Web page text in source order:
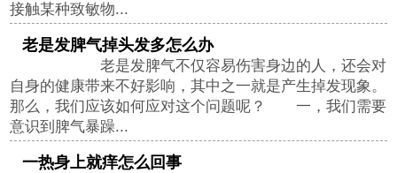
接触某种致敏物...
老是发脾气掉头发多怎么办
老是发脾气不仅容易伤害身边的人，还会对
自身的健康带来不好影响，其中之一就是产生掉发现象。
那么，我们应该如何应对这个问题呢？ 一，我们需要
意识到脾气暴躁...
一热身上就痒怎么回事